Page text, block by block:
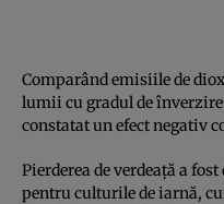
Comparând emisiile de
lumii cu gradul de
constatat un efect negativ
Pierderea de verdeață a
pentru culturile de iarnă,